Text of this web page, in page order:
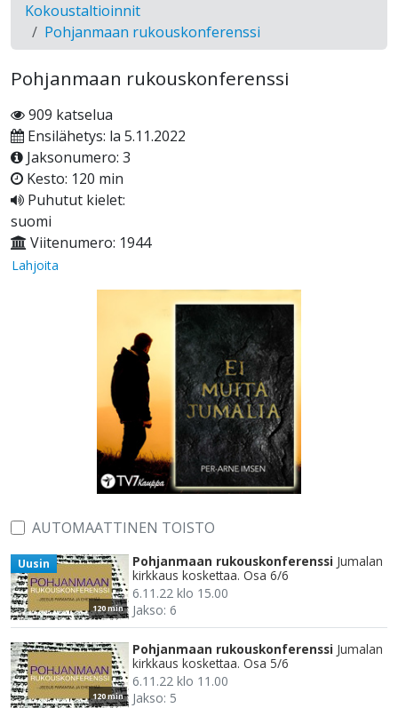
Kokoustaltioinnit
Pohjanmaan rukouskonferenssi
Pohjanmaan rukouskonferenssi
909 katselua
Ensilähetys: la 5.11.2022
Jaksonumero: 3
Kesto: 120 min
Puhutut kielet:
suomi
Viitenumero: 1944
Lahjoita
AUTOMAATTINEN TOISTO
120 min
Uusin Pohjanmaan rukouskonferenssi Jumalan
kirkkaus koskettaa. Osa 6/6
6.11.22 klo 15.00
Jakso: 6
120 min
Pohjanmaan rukouskonferenssi Jumalan
kirkkaus koskettaa. Osa 5/6
6.11.22 klo 11.00
Jakso: 5